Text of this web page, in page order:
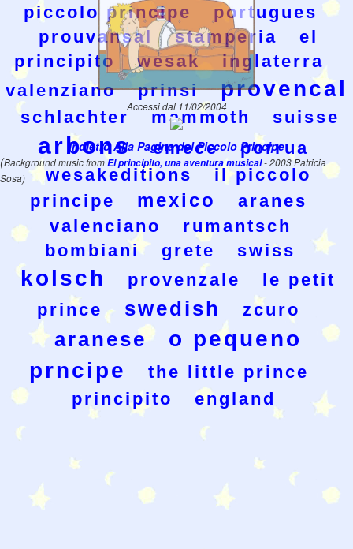
piccolo principe
portugues
prouvansal
stamperia
el
principito
wesak
inglaterra
valenziano
prinsi provencal
schlachter mammoth suisse
arbons emece
porrua
wesakeditions
il piccolo
principe
mexico
aranes
valenciano
rumantsch
bombiani
grete swiss
kolsch provenzale
le petit
prince
swedish zcuro
aranese
o pequeno
prncipe
the little prince
principito
england
Accessi dal 11/02/2004
Indietro Alla Pagina del Piccolo Principe
(Background music fromEl principito, una aventura musical- 2003 Patricia
Sosa)